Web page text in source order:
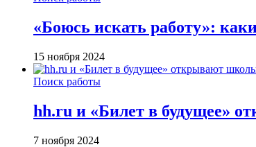
«Боюсь искать работу»:
15 ноября 2024
Поиск работы
hh.ru и «Билет в будущее»
7 ноября 2024